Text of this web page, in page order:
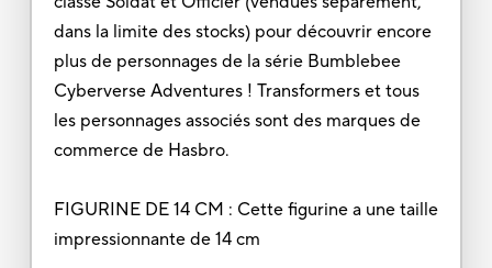
dans la limite des stocks) pour découvrir encore
plus de personnages de la série Bumblebee
Cyberverse Adventures ! Transformers et tous
les personnages associés sont des marques de
commerce de Hasbro.
FIGURINE DE 14 CM : Cette figurine a une taille
impressionnante de 14 cm